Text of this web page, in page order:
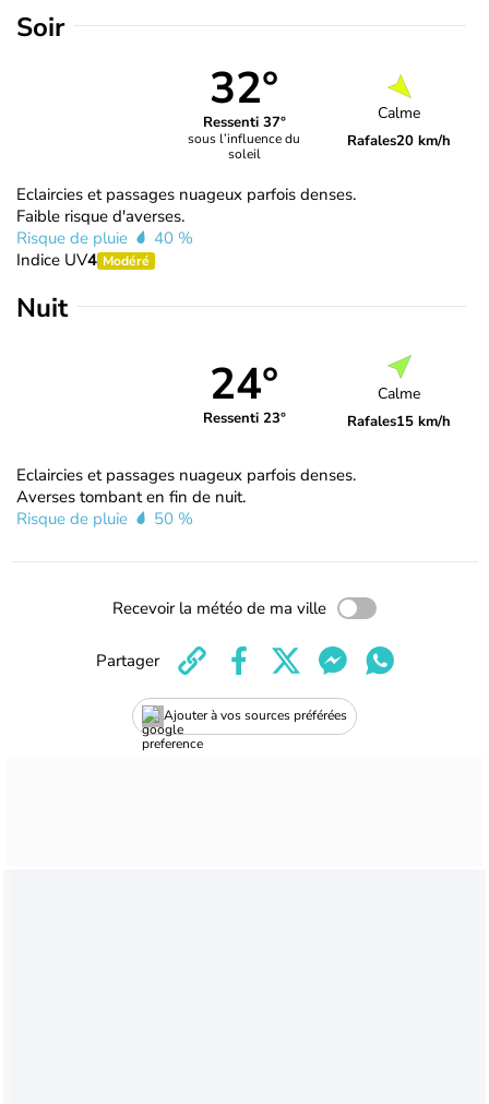
Soir
32°
Ressenti 37°
sous l’influence du
soleil
Calme
Rafales20 km/h
Eclaircies et passages nuageux parfois denses.
Faible risque d'averses.
Risque de pluie
40 %
Indice UV4 Modéré
Nuit
24°
Ressenti 23°
Calme
Rafales15 km/h
Eclaircies et passages nuageux parfois denses.
Averses tombant en fin de nuit.
Risque de pluie
50 %
Recevoir la météo de ma ville
Ajouter à vos sources préférées
Partager